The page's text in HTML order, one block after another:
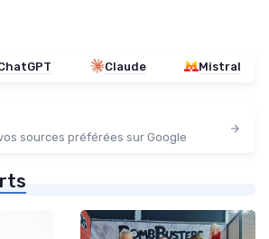
Claude Mistral
sources préférées sur Google